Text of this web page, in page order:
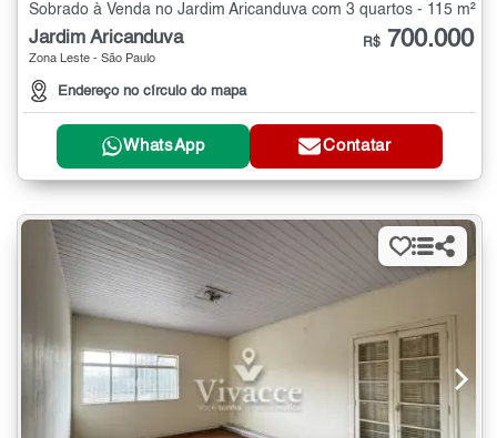
Sobrado à Venda no Jardim Aricanduva com 3 quartos - 115 m²
Jardim Aricanduva
Zona Leste - São Paulo
Endereço no círculo do mapa
R$ 700.000
WhatsApp Contatar